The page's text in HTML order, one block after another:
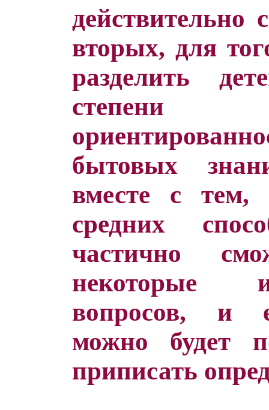
действительно
вторых, для
разделить
бытовых
вместе с тем,
средних
частично
некоторые
вопросов, и
можно будет
приписать